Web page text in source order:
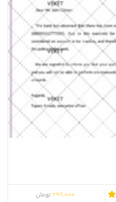
299,000 تومان